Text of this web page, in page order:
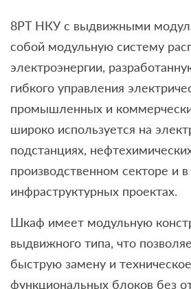
8PT НКУ с выдвижными
собой модульную систему
электроэнергии,
гибкого управления
промышленных и
широко используется на
подстанциях,
производственном секторе и
инфраструктурных проектах.
Шкаф имеет модульную
выдвижного типа, что
быструю замену и
функциональных блоков без